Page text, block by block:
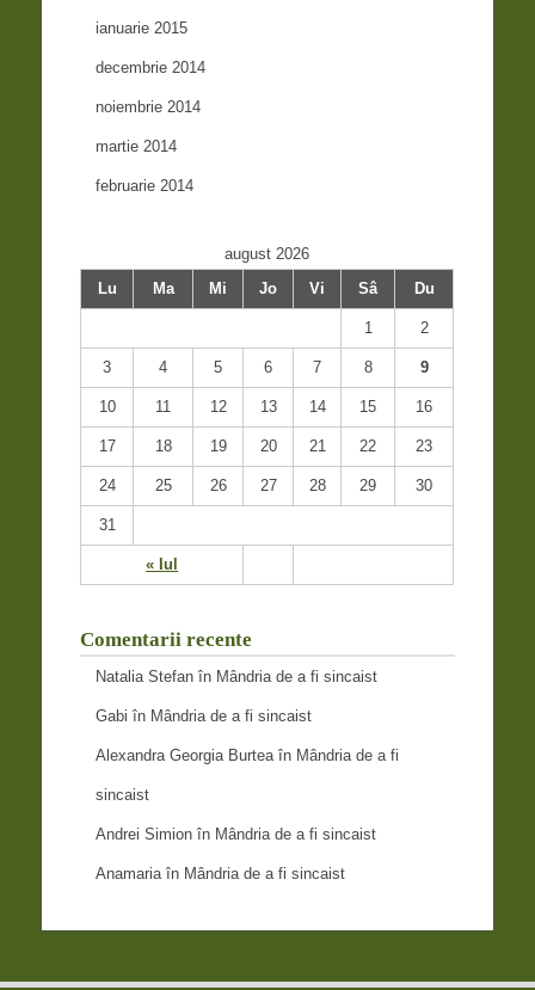
ianuarie 2015
decembrie 2014
noiembrie 2014
martie 2014
februarie 2014
august 2026
Lu
Ma Mi Jo Vi Sâ Du
« Iul
1 2
3 4 5 6 7 8 9
10 11 12 13 14 15 16
17 18 19 20 21 22 23
24 25 26 27 28 29 30
31
Comentarii recente
Natalia Stefan în Mândria de a fi sincaist
Gabi în Mândria de a fi sincaist
Alexandra Georgia Burteaîn Mândria de a fi
sincaist
Andrei Simion în Mândria de a fi sincaist
Anamariaîn Mândria de a fi sincaist